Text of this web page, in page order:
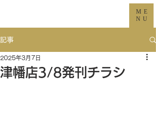
ME
NU
記事
津幡店3/8発刊チラシ
2025年3月7日